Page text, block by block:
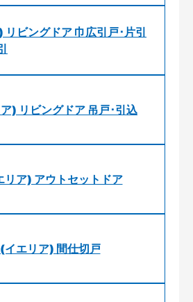
ビングドア 巾広引戸･片引
) リビングドア 吊戸･引込
ア) アウトセットドア
エリア) 間仕切戸